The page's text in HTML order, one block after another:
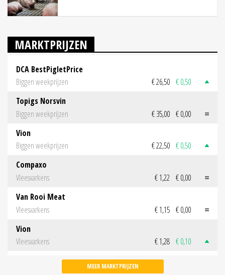
MARKTPRIJZEN
DCA BestPigletPrice
Biggen weekprijzen
€ 26,50 € 0,50
Topigs Norsvin
Biggen weekprijzen
€ 35,00 € 0,00
Vion
Biggen weekprijzen
€ 22,50 € 0,50
Compaxo
Vleesvarkens
€ 1,22 € 0,00
Van Rooi Meat
Vleesvarkens
€ 1,15 € 0,00
Vion
Vleesvarkens
€ 1,28 € 0,10
MEER MARKTPRIJZEN